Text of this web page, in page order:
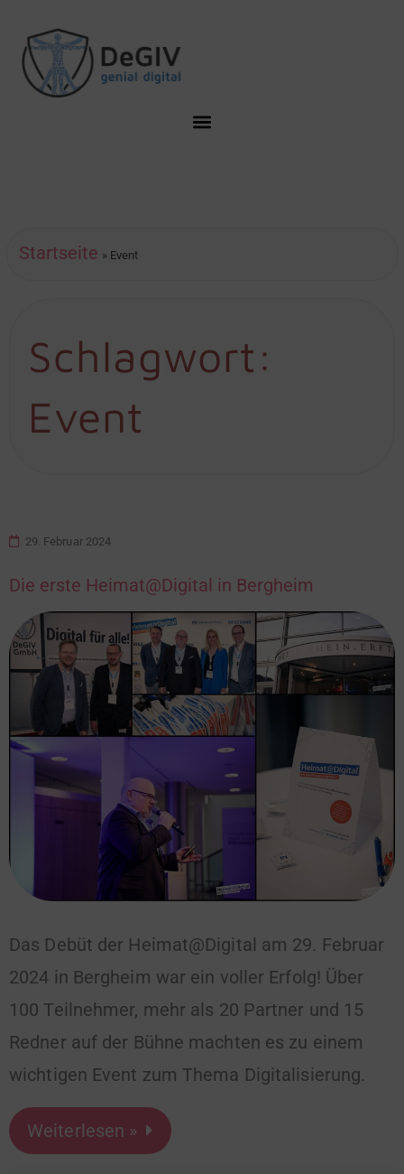
Startseite » Event
Schlagwort:
Event
29. Februar 2024
Die erste Heimat@Digital in Bergheim
Das Debüt der Heimat@Digital am 29. Februar
2024 in Bergheim war ein voller Erfolg! Über
100 Teilnehmer, mehr als 20 Partner und 15
Redner auf der Bühne machten es zu einem
wichtigen Event zum Thema Digitalisierung.
Weiterlesen »